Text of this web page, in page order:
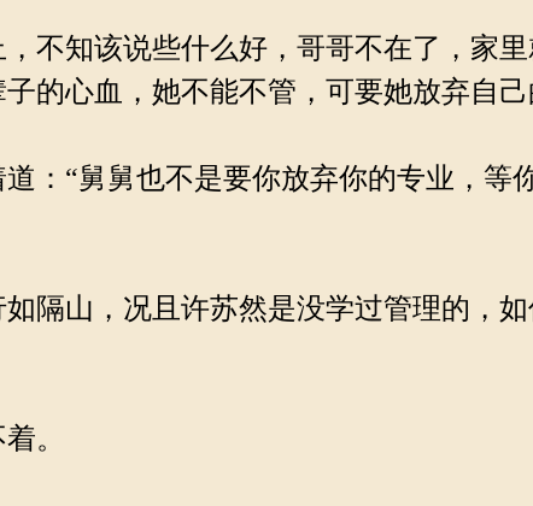
不知该说些什么好，哥哥不在了，家
的心血，她不能不管，可要她放弃自己
：“舅舅也不是要你放弃你的专业，等
隔山，况且许苏然是没学过管理的，
。